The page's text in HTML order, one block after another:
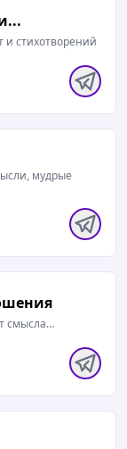
стихотворений
мудрые
смысла…